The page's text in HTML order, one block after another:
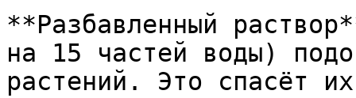
**Разбавленный
на 15 частей воды)
растений. Это спасёт